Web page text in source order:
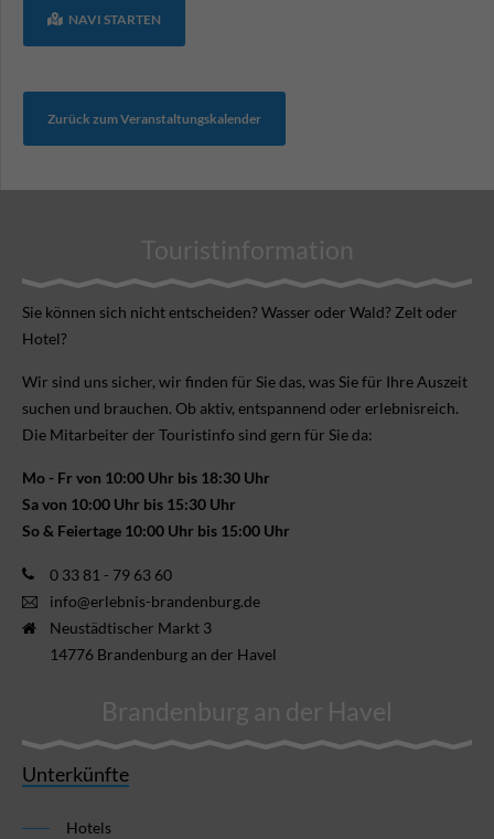
NAVI STARTEN
Zurück zum Veranstaltungskalender
Touristinformation
Sie können sich nicht ent­scheiden? Wasser oder Wald? Zelt oder
Hotel?
Wir sind uns sicher, wir finden für Sie das, was Sie für Ihre Aus­zeit
suchen und brauchen. Ob aktiv, ent­spannend oder erlebnis­reich.
Die Mitarbeiter der Touristinfo sind gern für Sie da:
Mo - Fr von 10:00 Uhr bis 18:30 Uhr
Sa von 10:00 Uhr bis 15:30 Uhr
So & Feiertage 10:00 Uhr bis 15:00 Uhr
0 33 81 - 79 63 60
info@erlebnis-brandenburg.de
Neustädtischer Markt 3
14776 Brandenburg an der Havel
Brandenburg an der Havel
Unterkünfte
Hotels